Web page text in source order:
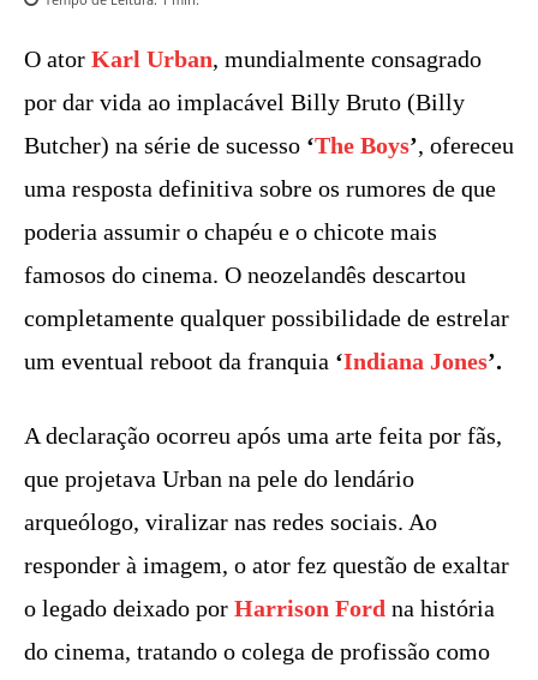
O ator Karl Urban, mundialmente consagrado
por dar vida ao implacável Billy Bruto (Billy
Butcher) na série de sucesso ‘The Boys’, ofereceu
uma resposta definitiva sobre os rumores de que
poderia assumir o chapéu e o chicote mais
famosos do cinema. O neozelandês descartou
completamente qualquer possibilidade de estrelar
um eventual reboot da franquia ‘Indiana Jones’.
A declaração ocorreu após uma arte feita por fãs,
que projetava Urban na pele do lendário
arqueólogo, viralizar nas redes sociais. Ao
responder à imagem, o ator fez questão de exaltar
o legado deixado por Harrison Ford na história
do cinema, tratando o colega de profissão como